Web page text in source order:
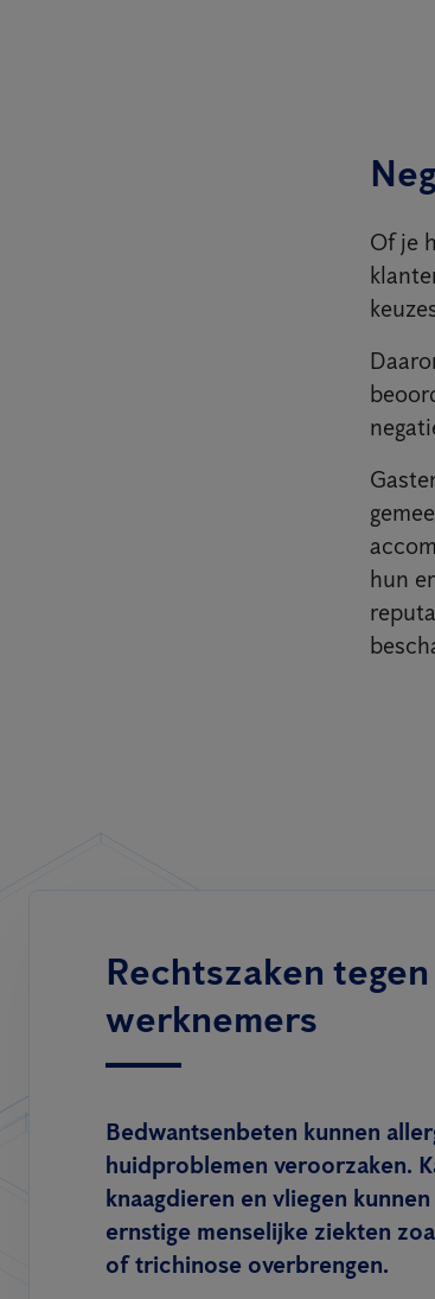
Of je
hun
Rechtszaken
werknemers
Bedwantsenbeten kunnen
huidproblemen veroorzaken.
knaagdieren en vliegen kunnen
ernstige menselijke ziekten
of trichinose overbrengen.